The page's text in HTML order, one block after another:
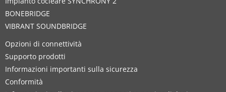
BONEBRIDGE
VIBRANT SOUNDBRIDGE
Opzioni di connettività
Supporto prodotti
Informazioni importanti sulla sicurezza
Conformità